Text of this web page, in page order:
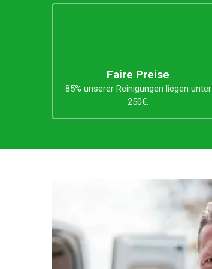
Faire Preise
85% unserer Reinigungen liegen unter
250€.